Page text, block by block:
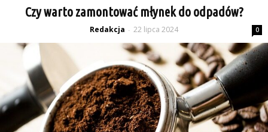
Czy warto zamontować młynek do odpadów?
Redakcja - 22 lipca 2024 0